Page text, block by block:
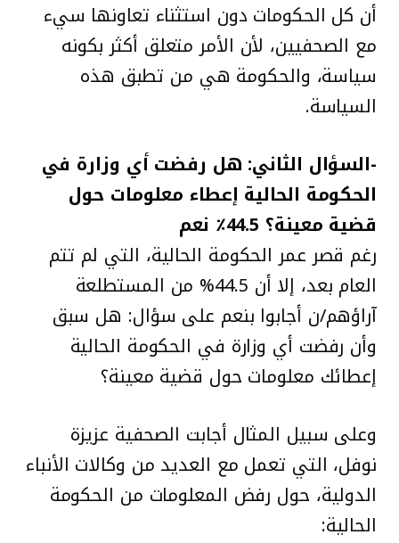
أن كل الحكومات دون استثناء تعاونها سيء
مع الصحفيين، لأن الأمر متعلق أكثر بكونه
سياسة، والحكومة هي من تطبق هذه
السياسة.
-السؤال الثاني: هل رفضت أي وزارة في
الحكومة الحالية إعطاء معلومات حول
قضية معينة؟ 44.5٪ نعم
رغم قصر عمر الحكومة الحالية، التي لم تتم
العام بعد، إلا أن 44.5% من المستطلعة
آراؤهم/ن أجابوا بنعم على سؤال: هل سبق
وأن رفضت أي وزارة في الحكومة الحالية
إعطائك معلومات حول قضية معينة؟
وعلى سبيل المثال أجابت الصحفية عزيزة
نوفل، التي تعمل مع العديد من وكالات الأنباء
الدولية، حول رفض المعلومات من الحكومة
الحالية: